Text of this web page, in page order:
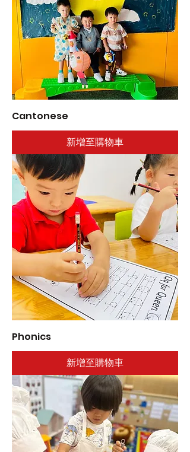
Cantonese
新增至購物車
Phonics
新增至購物車